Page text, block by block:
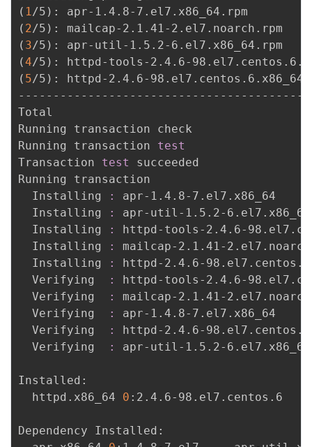
( 1 /5 ) : apr-
( 2/5 ) : mailcap-
( 3/5 ) : apr-util-
(4/5 ) : httpd-tools-
( 5/5 ) : httpd-
Running transaction check
Running transaction test
Transaction test
succeeded
Running transaction
  Installing
:
apr-
  Installing
:
apr-
  Installing
:
httpd-
  Installing
:
  Installing
:
httpd-
  Verifying
:
httpd-
  Verifying
:
  Verifying
:
apr-
  Verifying
:
httpd-
  Verifying
: apr-
Installed:
  httpd.x86_64
0
Dependency Installed: